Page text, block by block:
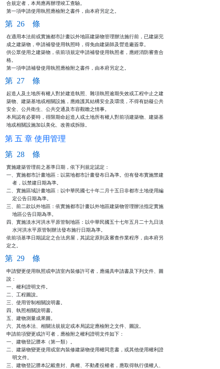
合規定者，本局應再辦理竣工查驗。
第一項申請使用執照應檢附之書件，由本府另定之。
第 26 條
在適用本法前或實施都市計畫以外地區建築物管理辦法施行前，已建築完
成之建築物，申請補發使用執照時，得免由建築師及營造廠簽章。
供公眾使用之建築物，依前項規定申請補發使用執照者，應經消防審查合
格。
第一項申請補發使用執照應檢附之書件，由本府另定之。
第 27 條
起造人及土地所有權人對於建造執照、雜項執照逾期失效或工程中止之建
築物、建築基地或相關設施，應維護其結構安全及環境，不得有妨礙公共
安全、公共衛生、公共交通及市容觀瞻之情事。
本局認有必要時，得限期命起造人或土地所有權人對前項建築物、建築基
地或相關設施加以美化、改善或拆除。
第 五 章 使用管理
第 28 條
實施建築管理前之基準日期，依下列規定認定：
一、實施都市計畫地區：以當地都市計畫發布日為準。但有發布實施禁建
    者，以禁建日期為準。
二、實施區域計畫地區：以中華民國七十年二月十五日非都市土地使用編
    定公告日期為準。
三、前二款以外地區：依實施都市計畫以外地區建築物管理辦法指定實施
    地區公告日期為準。
四、實施淡水河洪水平原管制地區：以中華民國五十七年五月二十九日淡
    水河洪水平原管制辦法發布施行日期為準。
依前項基準日期認定之合法房屋，其認定原則及審查作業程序，由本府另
定之。
第 29 條
申請變更使用執照或申請室內裝修許可者，應備具申請書及下列文件、圖
說：
一、權利證明文件。
二、工程圖說。
三、使用管制相關說明書。
四、執照相關說明書。
五、建物測量成果圖。
六、其他本法、相關法規規定或本局認定應檢附之文件、圖說。
申請前項變更或許可者，應檢附之權利證明文件如下：
一、建物登記謄本（第一類）。
二、建築物變更使用或室內裝修建築物使用權同意書，或其他使用權利證
    明文件。
三、建物登記謄本記載查封、典權、不動產役權者，應取得執行債權人、